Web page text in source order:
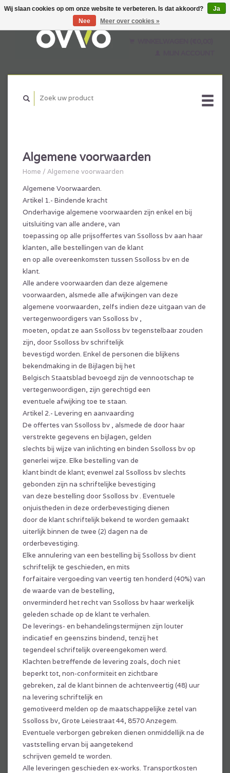
Algemene voorwaarden
Home / Algemene voorwaarden
Algemene Voorwaarden.
Artikel 1.- Bindende kracht
Onderhavige algemene voorwaarden zijn enkel en bij
uitsluiting van alle andere, van
toepassing op alle prijsoffertes van Ssolloss bv aan haar
klanten, alle bestellingen van de klant
en op alle overeenkomsten tussen Ssolloss bv en de
klant.
Alle andere voorwaarden dan deze algemene
voorwaarden, alsmede alle afwijkingen van deze
algemene voorwaarden, zelfs indien deze uitgaan van de
vertegenwoordigers van Ssolloss bv ,
moeten, opdat ze aan Ssolloss bv tegenstelbaar zouden
zijn, door Ssolloss bv schriftelijk
bevestigd worden. Enkel de personen die blijkens
bekendmaking in de Bijlagen bij het
Belgisch Staatsblad bevoegd zijn de vennootschap te
vertegenwoordigen, zijn gerechtigd een
eventuele afwijking toe te staan.
Artikel 2.- Levering en aanvaarding
De offertes van Ssolloss bv , alsmede de door haar
verstrekte gegevens en bijlagen, gelden
slechts bij wijze van inlichting en binden Ssolloss bv op
generlei wijze. Elke bestelling van de
klant bindt de klant; evenwel zal Ssolloss bv slechts
gebonden zijn na schriftelijke bevestiging
van deze bestelling door Ssolloss bv . Eventuele
onjuistheden in deze orderbevestiging dienen
door de klant schriftelijk bekend te worden gemaakt
uiterlijk binnen de twee (2) dagen na de
orderbevestiging.
Elke annulering van een bestelling bij Ssolloss bv dient
schriftelijk te geschieden, en mits
forfaitaire vergoeding van veertig ten honderd (40%) van
de waarde van de bestelling,
onverminderd het recht van Ssolloss bv haar werkelijk
geleden schade op de klant te verhalen.
De leverings- en behandelingstermijnen zijn louter
indicatief en geenszins bindend, tenzij het
tegendeel schriftelijk overeengekomen werd.
Klachten betreffende de levering zoals, doch niet
beperkt tot, non-conformiteit en zichtbare
gebreken, zal de klant binnen de achtenveertig (48) uur
na levering schriftelijk en
gemotiveerd melden op de maatschappelijke zetel van
Ssolloss bv, Grote Leiestraat 44, 8570 Anzegem.
Eventuele verborgen gebreken dienen onmiddellijk na de
vaststelling ervan bij aangetekend
schrijven gemeld te worden.
Alle leveringen geschieden ex-works. Transportkosten
Wij slaan cookies op om onze website te verbeteren. Is dat akkoord?
Ja
Nee
Meer over cookies »